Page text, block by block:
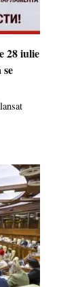
28 iulie